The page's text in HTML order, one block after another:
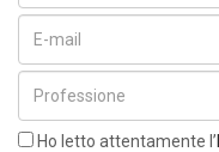
Ho letto attentamente l’